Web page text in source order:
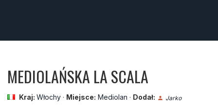
MEDIOLAŃSKA LA SCALA
Kraj: Włochy · Miejsce: Mediolan · Dodał: person Jarko